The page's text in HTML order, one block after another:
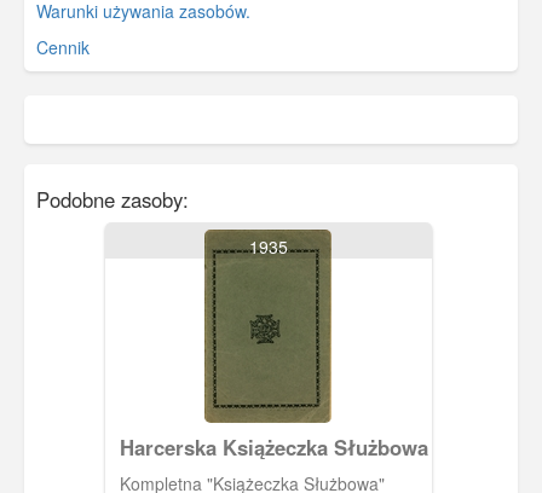
Warunki używania zasobów.
Cennik
Podobne zasoby:
1935
Harcerska Książeczka Służbowa
Kompletna "Książeczka Służbowa"